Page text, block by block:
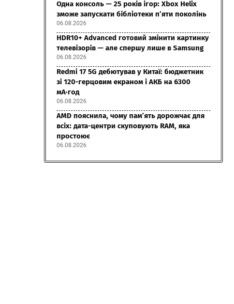
Одна консоль — 25 років ігор: Xbox Helix
зможе запускати бібліотеки п’яти поколінь
06.08.2026
HDR10+ Advanced готовий змінити картинку
телевізорів — але спершу лише в Samsung
06.08.2026
Redmi 17 5G дебютував у Китаї: бюджетник
зі 120-герцовим екраном і АКБ на 6300
мА·год
06.08.2026
AMD пояснила, чому пам’ять дорожчає для
всіх: дата-центри скуповують RAM, яка
простоює
06.08.2026